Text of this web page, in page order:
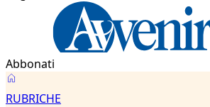
Abbonati
RUBRICHE